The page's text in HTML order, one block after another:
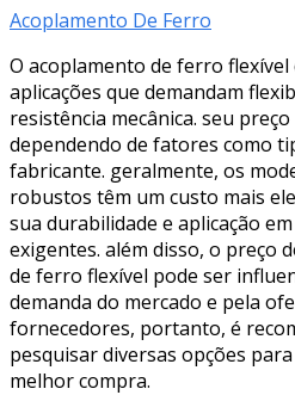
Acoplamento De Ferro
O acoplamento de ferro flexível
aplicações que demandam
resistência mecânica. seu
dependendo de fatores como
fabricante. geralmente, os
robustos têm um custo mais
sua durabilidade e aplicação
exigentes. além disso, o preço
de ferro flexível pode ser
demanda do mercado e pela
fornecedores, portanto, é
pesquisar diversas opções
melhor compra.